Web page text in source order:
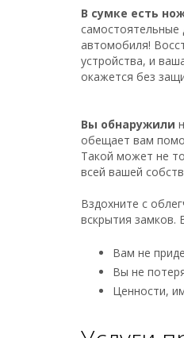
В сумке есть
самостоятельные
автомобиля!
устройства, и
окажется без
Вы обнаружили
обещает вам
Такой может не
всей вашей
Вздохните с
вскрытия замков.
Вам не
Вы не
Ценности,